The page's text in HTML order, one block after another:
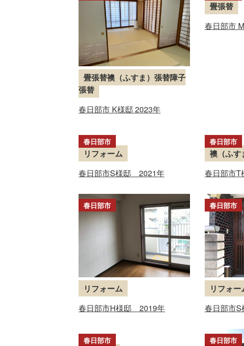
畳張替襖（ふすま）張替障子
張替
春日部市 K様邸 2023年
畳張替
春日部市
春日部市
リフォーム
春日部市S様邸 2021年
春日部市
襖（ふす
春日部市
春日部市
リフォーム
春日部市H様邸 2019年
春日部市
リフォー
春日部市
春日部市 春日部市